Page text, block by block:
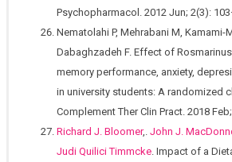
Psychopharmacol. 2012 Jun; 2(3):
Nematolahi P, Mehrabani M, Kamami-
Dabaghzadeh F. Effect of
memory performance, anxiety,
in university students: A randomized
Complement Ther Clin Pract. 2018
Richard J. Bloomer,. John J.
Judi Quilici Timmcke. Impact of a